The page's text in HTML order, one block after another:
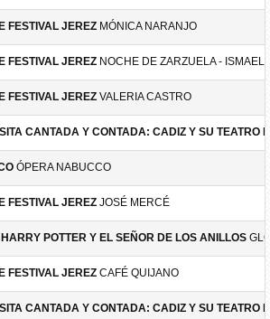
FESTIVAL JEREZ MÓNICA NARANJO
FESTIVAL JEREZ NOCHE DE ZARZUELA -
FESTIVAL JEREZ VALERIA CASTRO
CANTADA Y CONTADA: CADIZ Y SU TEATRO
ÓPERA NABUCCO
FESTIVAL JEREZ JOSÉ MERCÉ
POTTER Y EL SEÑOR DE LOS ANILLOS
FESTIVAL JEREZ CAFÉ QUIJANO
CANTADA Y CONTADA: CADIZ Y SU TEATRO